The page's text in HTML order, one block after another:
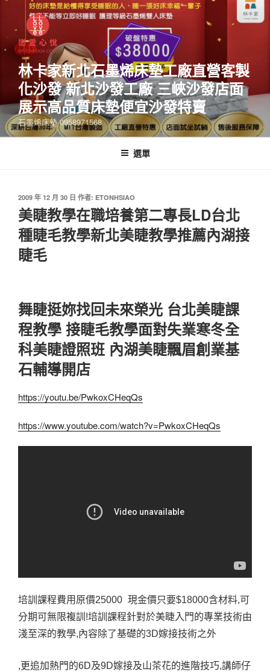
林卡家新北石墨烯床墊工廠直營客製
化沙發 新北沙發工廠 三峽沙發店面
展示高品質床墊便宜沙發特賣
石墨烯床墊 0958971568
選單
2009 年 12 月 30 日 作者: ETONHSIAO
美睫教學在職培養第二專長LD台北
種睫毛教學新北美睫教學推薦內湖接
睫毛
舞睫挺妳找回未來榮光 台北美睫課
程教學 接睫毛教學面對失業寒冬全
科美睫證照班 內湖美睫飄眉創業基
石輔導開店
https://youtu.be/PwkoxCHeqQs
https://www.youtube.com/watch?v=PwkoxCHeqQs
培訓課程費用原價25000 現金價只要$18000含材料,可
分期可無限複訓!培訓課程針對於美睫入門的專業技術由
淺至深的教學,內容除了基礎的3D嫁接技術之外
,更追加熱門的6D及9D嫁接及山茶花的進階技巧,講師仔